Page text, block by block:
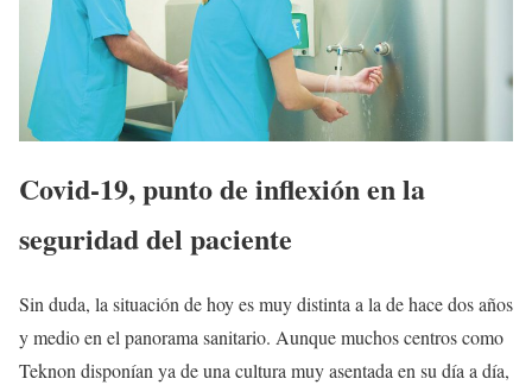
Covid-19, punto de inflexión en la
seguridad del paciente
Sin duda, la situación de hoy es muy distinta a la de hace dos años
y medio en el panorama sanitario. Aunque muchos centros como
Teknon disponían ya de una cultura muy asentada en su día a día,